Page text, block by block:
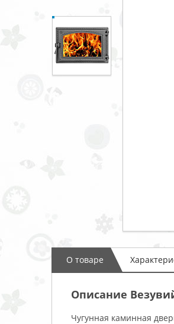
О товаре
Описание
Чугунная каминная